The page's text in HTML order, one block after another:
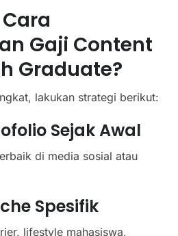
Gaji Content
Graduate?
lakukan strategi berikut:
Sejak Awal
di media sosial atau
Spesifik
lifestyle mahasiswa,